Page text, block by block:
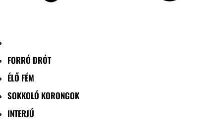
FORRÓ DRÓT
ÉLŐ FÉM
SOKKOLÓ KORONGOK
INTERJÚ